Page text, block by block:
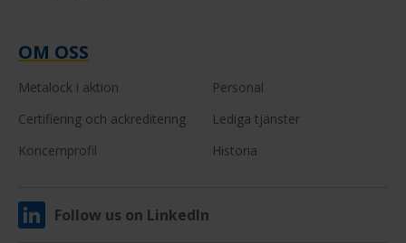
OM OSS
Metalock i aktion
Personal
Certifiering och ackreditering
Lediga tjänster
Koncernprofil
Historia
Follow us on LinkedIn